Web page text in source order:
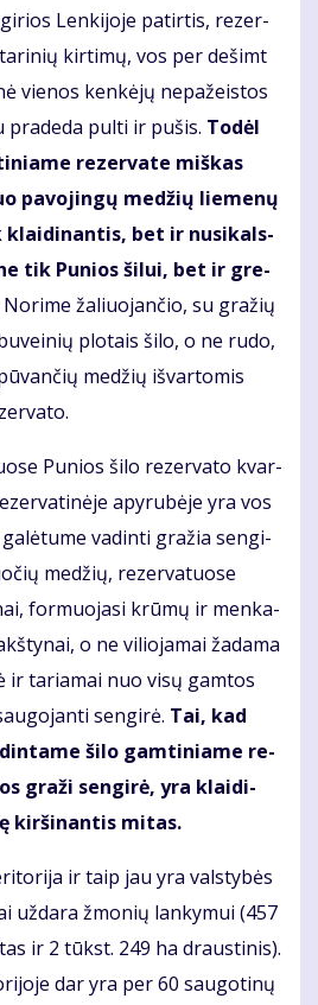
Len­ki­jo­je pa­tir­tis, re­zer­
kir­ti­mų, vos per de­šimt
vie­nos ken­kė­jų ne­pa­žeis­tos
pra­de­da pul­ti ir pu­šis. To­dėl
re­zer­va­te miš­kas
pa­vo­jin­gų me­džių lie­me­nų
klai­di­nan­tis, bet ir nu­si­kals­
tik Pu­nios ši­lui, bet ir gre­
No­ri­me ža­liuo­jančio, su gra­žių
plo­tais ši­lo, o ne ru­do,
me­džių iš­var­to­mis
Pu­nios ši­lo re­zer­va­to kvar­
apy­ru­bė­je yra vos
va­din­ti gra­žia sen­gi­
me­džių, re­zer­va­tuo­se
for­muo­ja­si krū­mų ir men­ka­
o ne vi­lio­ja­mai ža­da­ma
ir ta­ria­mai nuo vi­sų gam­tos
sen­gi­rė. Tai, kad
ši­lo gam­ti­nia­me re­
gra­ži sen­gi­rė, yra klai­di­
kir­ši­nan­tis mi­tas.
ir taip jau yra vals­ty­bės
už­da­ra žmo­nių lan­ky­mui (457
ir 2 tūkst. 249 ha draus­ti­nis).
dar yra per 60 sau­go­ti­nų